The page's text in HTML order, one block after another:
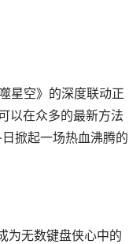
星空》的深度联动正
以在众多的最新方法
掀起一场热血沸腾的
为无数键盘侠心中的